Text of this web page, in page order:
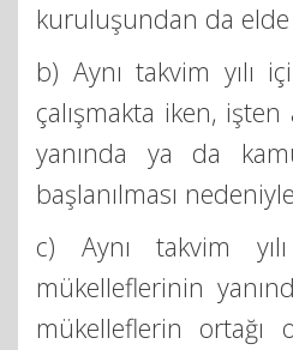
kuruluşundan da
b) Aynı takvim yılı
çalışmakta iken,
yanında ya da
başlanılması
c) Aynı takvim
mükelleflerinin
mükelleflerin ortağı